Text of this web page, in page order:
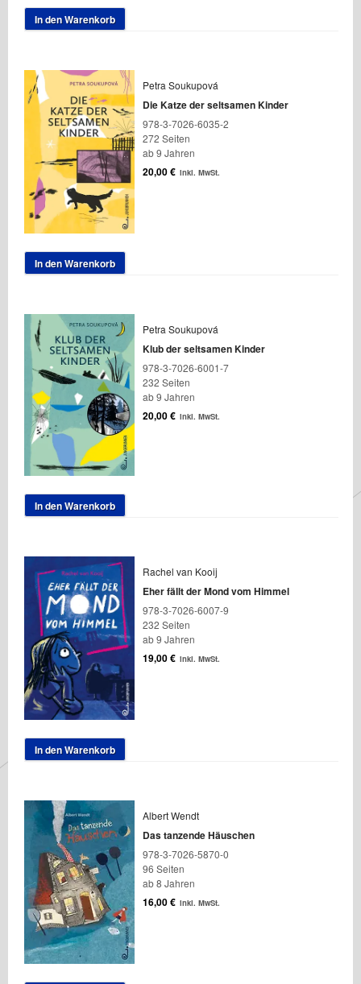
In den Warenkorb
Petra Soukupová
Die Katze der seltsamen Kinder
978-3-7026-6035-2
272 Seiten
ab 9 Jahren
20,00€ inkl. MwSt.
In den Warenkorb
Petra Soukupová
Klub der seltsamen Kinder
978-3-7026-6001-7
232 Seiten
ab 9 Jahren
20,00€ inkl. MwSt.
In den Warenkorb
Rachel van Kooij
Eher fällt der Mond vom Himmel
978-3-7026-6007-9
232 Seiten
ab 9 Jahren
19,00€ inkl. MwSt.
In den Warenkorb
Albert Wendt
Das tanzende Häuschen
978-3-7026-5870-0
96 Seiten
ab 8 Jahren
16,00€ inkl. MwSt.